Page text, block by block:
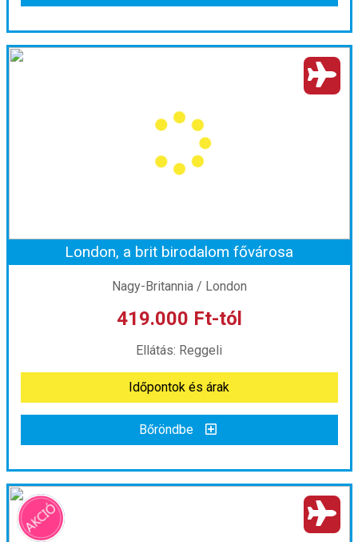
Kastélyok és legendák földje, Skócia
Körutazás Skóciában
Utazás módja:Busszal
Önellátás
Szálláskategória:Program szerint
szoba, 7 éj holiday home 3 éj hotel**
Időpont: 2026-09-26 | 10 éj
már 369.600 Ft-tól
Időpontok és árak
Bőröndbe
London, a brit birodalom fővárosa
Nagy-Britannia / London
419.000 Ft-tól
Ellátás: Reggeli
Időpontok és árak
Bőröndbe
London, a brit birodalom fővárosa